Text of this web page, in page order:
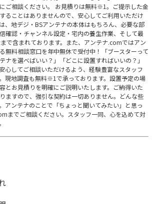
ご相談ください。 お見積りは無料※1。ご提示した金
ることはありませんので、安心してご利用いただけ
、地デジ・BSアンテナの本体はもちろん、必要な部
確認・チャンネル設定・宅内の養生作業、そして最
で含まれております。また、アンテナ.comではアン
無料相談窓口を年中無休で受付中！「ブースターって
ナを選べばいい？」「どこに設置すればいいの？」
心してご相談いただけるよう、経験豊富なスタッフ
現地調査も無料※1で承っております。設置予定の場
とお見積りを明確にご説明いたします。ご納得いた
ますので、強引な契約は一切ありません。どんな些
アンテナのことで「ちょっと聞いてみたい」と思っ
までご相談ください。スタッフ一同、心を込めて対